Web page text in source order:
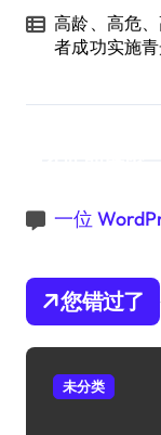
高龄、高危
者成功实施
一位
您错过了
未分类